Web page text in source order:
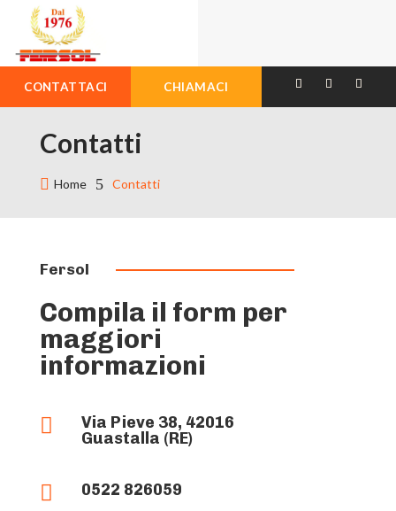
CONTATTACI CHIAMACI
Contatti
 Home 5 Contatti
Fersol
Compila il form per
maggiori
informazioni

Via Pieve 38, 42016
Guastalla (RE)
 0522 826059